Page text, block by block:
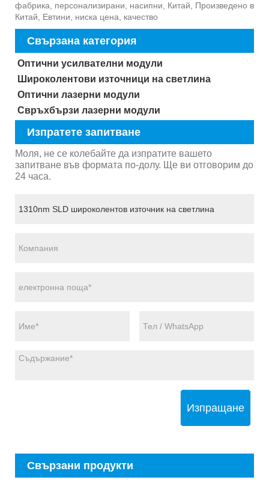
фабрика, персонализирани, насипни, Китай, Произведено в
Китай, Евтини, ниска цена, качество
Свързана категория
Оптични усилвателни модули
Широколентови източници на светлина
Оптични лазерни модули
Свръхбързи лазерни модули
Изпратете запитване
Моля, не се колебайте да изпратите вашето
запитване във формата по-долу. Ще ви отговорим до
24 часа.
Изпращане
Свързани продукти